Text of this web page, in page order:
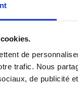
de
trafic. Nous
de publicité
Black Smoth